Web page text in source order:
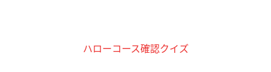
ハローコース確認クイズ